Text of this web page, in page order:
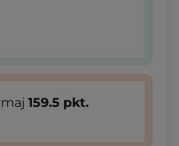
159.5 pkt.